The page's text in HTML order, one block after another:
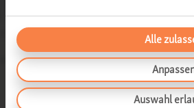
Alle
Auswahl